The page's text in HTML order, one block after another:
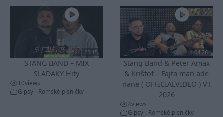
23:15
STANG BAND – MIX
SLADAKY Hity
10views
Gipsy - Romské písničky
04:26
Stang Band & Peter Amax
& Krištof – Fajta man ade
nane ( OFFICIALVIDEO ) VT
2026
4views
Gipsy - Romské písničky